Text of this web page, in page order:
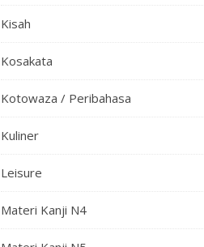
Kisah
Kosakata
Kotowaza / Peribahasa
Kuliner
Leisure
Materi Kanji N4